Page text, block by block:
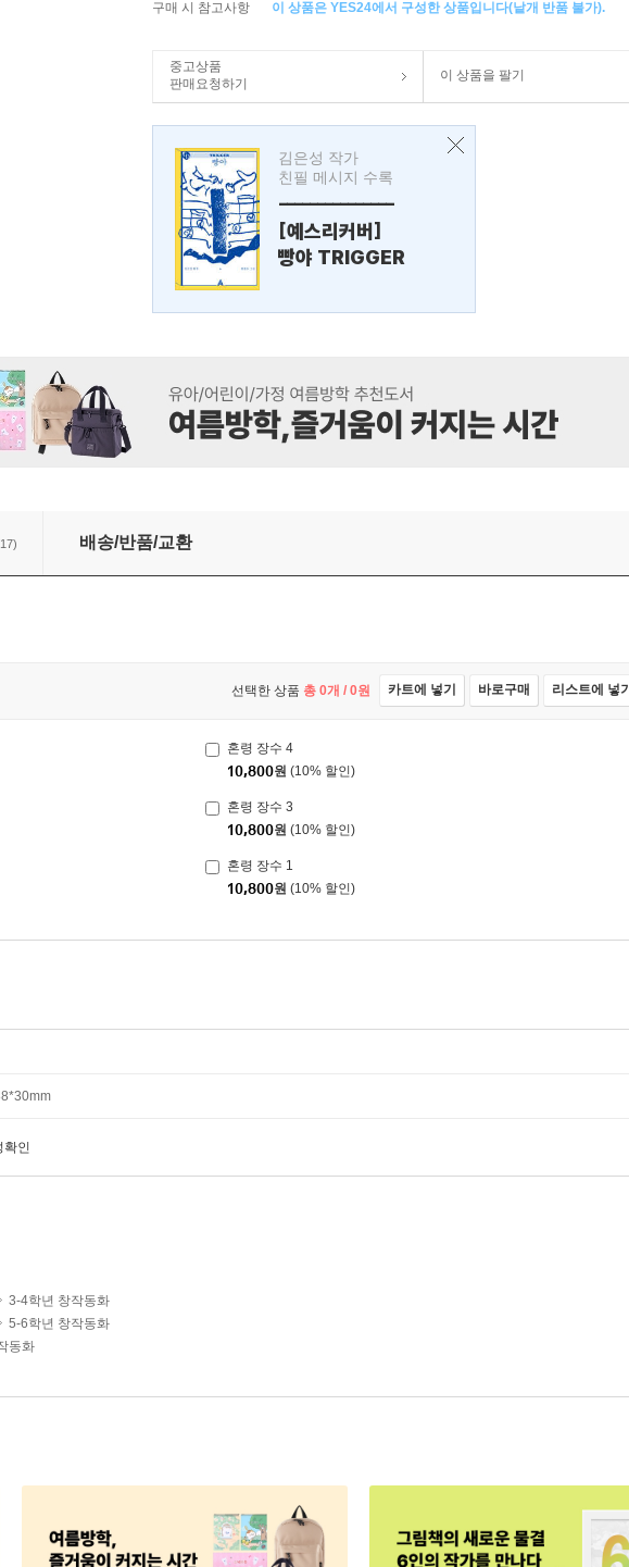
구매 시 참고사항 이 상품은 YES24에서 구성한 상품입니다(낱개 반품 불가).
중고상품
판매요청하기
이 상품을 팔기
김은성 작가
친필 메시지 수록
---------------
[예스리커버]
빵야 TRIGGER
배송/반품/교환
선택한 상품 총 0개 / 0원 카트에 넣기 바로구매 리스트에 넣기
혼령 장수 4
10,800원 (10% 할인)
혼령 장수 3
10,800원 (10% 할인)
혼령 장수 1
10,800원 (10% 할인)
확인
3-4학년 창작동화
5-6학년 창작동화
동화